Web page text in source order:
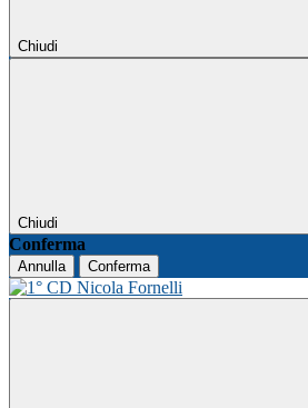
Chiudi
Chiudi
Conferma
Annulla Conferma